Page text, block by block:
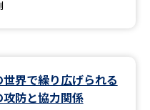
世界で繰り広げられる
防と協力関係